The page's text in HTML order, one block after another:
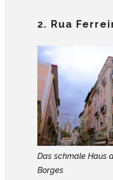
2. Rua
Das schmale Haus
Borges